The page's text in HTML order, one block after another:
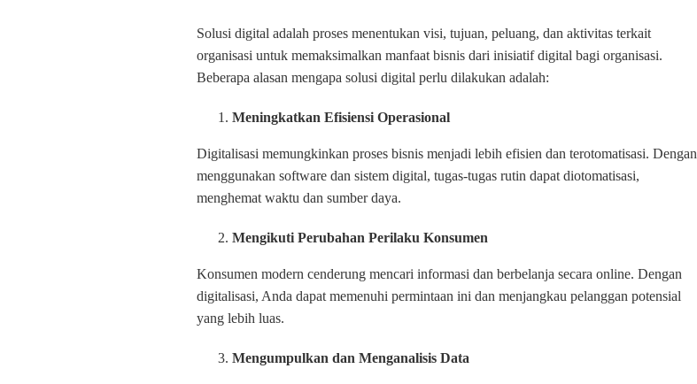
Solusi digital adalah proses menentukan visi, tujuan, peluang, dan aktivitas terkait
organisasi untuk memaksimalkan manfaat bisnis dari inisiatif digital bagi organisasi.
Beberapa alasan mengapa solusi digital perlu dilakukan adalah:
Meningkatkan Efisiensi Operasional
Digitalisasi memungkinkan proses bisnis menjadi lebih efisien dan terotomatisasi. Dengan
menggunakan software dan sistem digital, tugas-tugas rutin dapat diotomatisasi,
menghemat waktu dan sumber daya.
Mengikuti Perubahan Perilaku Konsumen
Konsumen modern cenderung mencari informasi dan berbelanja secara online. Dengan
digitalisasi, Anda dapat memenuhi permintaan ini dan menjangkau pelanggan potensial
yang lebih luas.
Mengumpulkan dan Menganalisis Data